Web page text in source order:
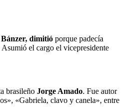
dimitió porque padecía
el cargo el vicepresidente
brasileño Jorge Amado. Fue autor
«Gabriela, clavo y canela», entre